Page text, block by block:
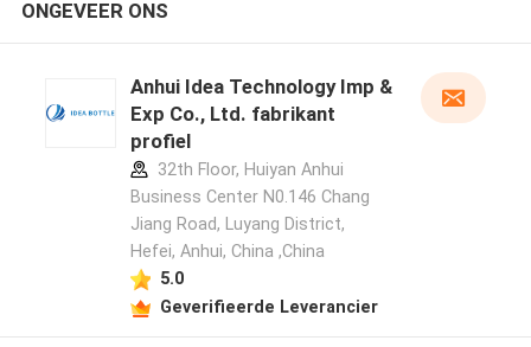
ONGEVEER ONS
Anhui Idea Technology Imp &
Exp Co., Ltd. fabrikant
profiel
32th Floor, Huiyan Anhui
Business Center N0.146 Chang
Jiang Road, Luyang District,
Hefei, Anhui, China ,China
5.0
Geverifieerde Leverancier